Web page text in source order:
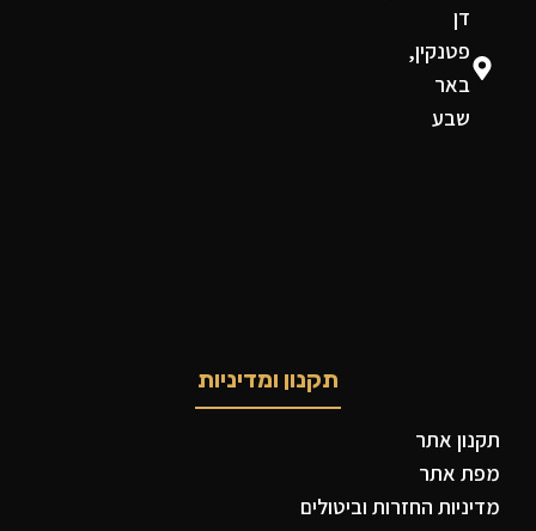
דן
פטנקין,
באר
שבע
תקנון ומדיניות
תקנון אתר
מפת אתר
מדיניות החזרות וביטולים